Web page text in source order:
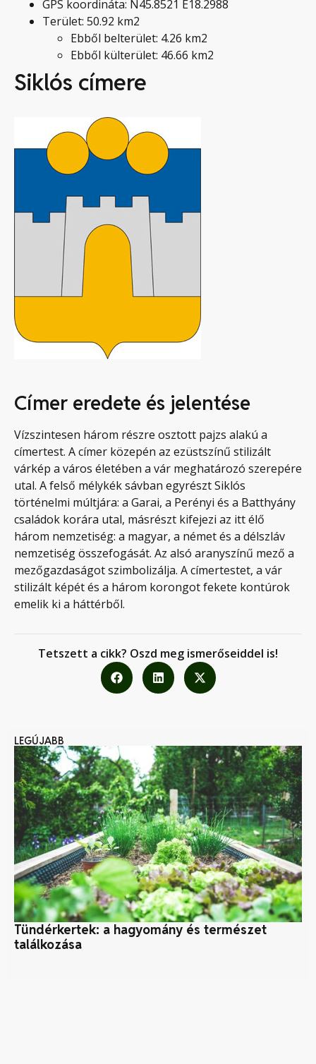
GPS koordináta: N45.8521 E18.2988
Terület: 50.92 km2
Ebből belterület: 4.26 km2
Ebből külterület: 46.66 km2
Siklós címere
Címer eredete és jelentése
Vízszintesen három részre osztott pajzs alakú a
címertest. A címer közepén az ezüstszínű stilizált
várkép a város életében a vár meghatározó szerepére
utal. A felső mélykék sávban egyrészt Siklós
történelmi múltjára: a Garai, a Perényi és a Batthyány
családok korára utal, másrészt kifejezi az itt élő
három nemzetiség: a magyar, a német és a délszláv
nemzetiség összefogását. Az alsó aranyszínű mező a
mezőgazdaságot szimbolizálja. A címertestet, a vár
stilizált képét és a három korongot fekete kontúrok
emelik ki a háttérből.
Tetszett a cikk? Oszd meg ismerőseiddel is!
LEGÚJABB
Tündérkertek: a hagyomány és természet
találkozása